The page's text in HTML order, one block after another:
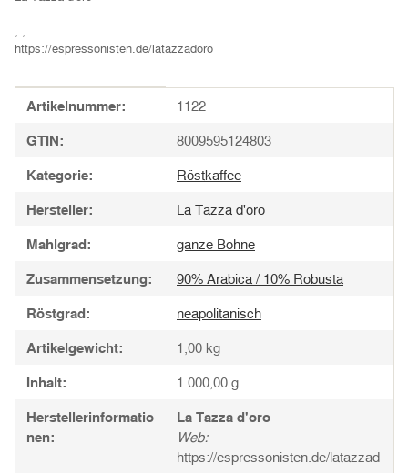
, ,
https://espressonisten.de/latazzadoro
Produkteigenschaft
Wert
Artikelnummer: 1122
GTIN: 8009595124803
Kategorie: Röstkaffee
Hersteller: La Tazza d'oro
Mahlgrad: ganze Bohne
Zusammensetzung: 90% Arabica / 10% Robusta
Röstgrad: neapolitanisch
Artikelgewicht: 1,00 kg
Inhalt: 1.000,00 g
Herstellerinformatio
nen:
La Tazza d'oro
Web:
https://espressonisten.de/latazzad